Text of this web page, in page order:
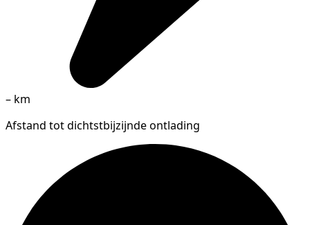
– km
Afstand tot dichtstbijzijnde ontlading